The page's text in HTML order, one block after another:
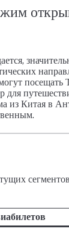
для
из Китая в